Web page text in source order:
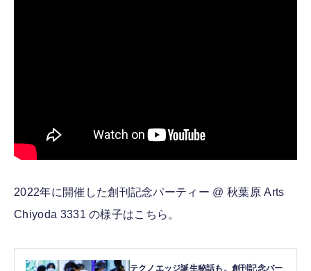
2022年に開催した創刊記念パーティー @ 秋葉原 Arts
Chiyoda 3331 の様子はこちら。
テクノエッジ誕生秘話も。創刊記念パー